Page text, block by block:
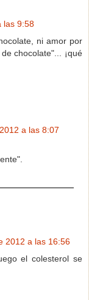
las 9:58
ni amor por
chocolate"... ¡qué
a las 8:07
2012 a las 16:56
el colesterol se